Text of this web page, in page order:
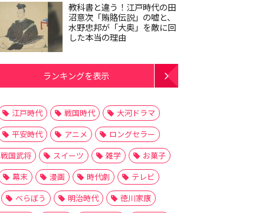
教科書と違う！江戸時代の田
沼意次「賄賂伝説」の嘘と、
水野忠邦が「大奥」を敵に回
した本当の理由
ランキングを表示
江戸時代 戦国時代
大河ドラマ
平安時代
アニメ
ロングセラー
戦国武将
スイーツ 雑学
お菓子
幕末
漫画 時代劇
テレビ
べらぼう
明治時代
徳川家康